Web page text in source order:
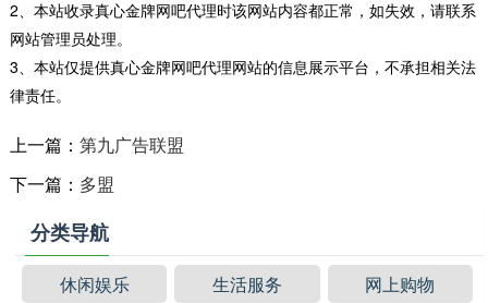
2、本站收录真心金牌网吧代理时该网站内容都正常，如失效，请联系
网站管理员处理。
3、本站仅提供真心金牌网吧代理网站的信息展示平台，不承担相关法
律责任。
上一篇： 第九广告联盟
下一篇： 多盟
分类导航
休闲娱乐 生活服务
网上购物